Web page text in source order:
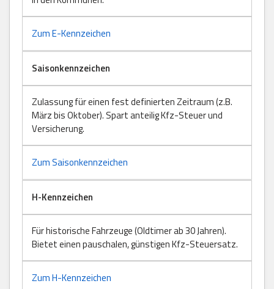
Zum E-Kennzeichen
Saisonkennzeichen
Zulassung für einen fest definierten Zeitraum (z.B.
März bis Oktober). Spart anteilig Kfz-Steuer und
Versicherung.
Zum Saisonkennzeichen
H-Kennzeichen
Für historische Fahrzeuge (Oldtimer ab 30 Jahren).
Bietet einen pauschalen, günstigen Kfz-Steuersatz.
Zum H-Kennzeichen